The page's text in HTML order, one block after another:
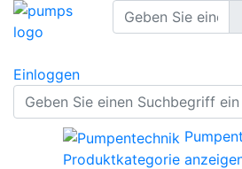
Einloggen
Produktkategorie